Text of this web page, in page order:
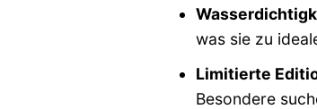
was sie zu
Limitierte
Besondere